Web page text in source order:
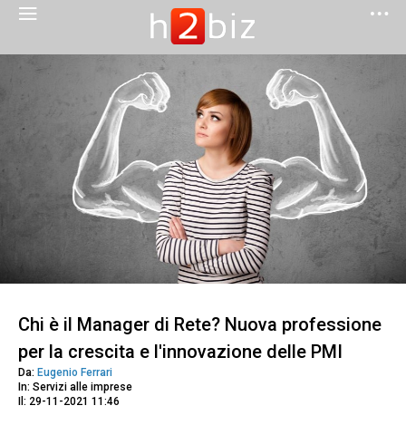
Chi è il Manager di Rete? Nuova professione
per la crescita e l'innovazione delle PMI
Da: Eugenio Ferrari
In: Servizi alle imprese
Il: 29-11-2021 11:46